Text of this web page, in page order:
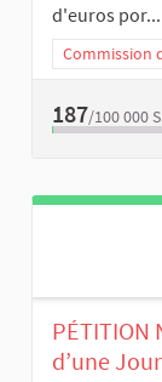
d'euros por...
Commission
187/100 000
PÉTITION
d’une